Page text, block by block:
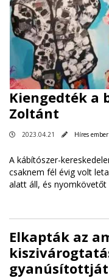
Kiengedték a
Zoltánt
2023.04.21 Híres ember
A kábítószer-
csaknem fél évig volt
alatt áll, és nyomkövetőt
Elkapták az
gyanúsítottját